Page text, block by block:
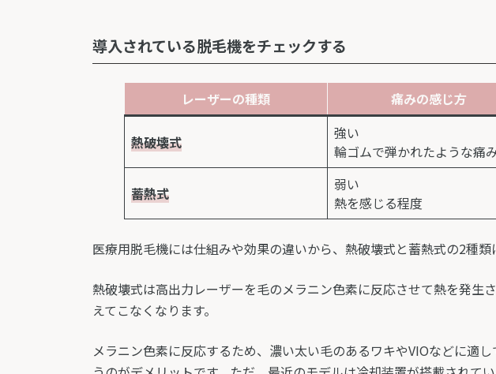
導入されている脱毛機をチェックする
レーザーの種類 痛みの感じ方
熱破壊式
強い
輪ゴムで弾かれたような痛
蓄熱式
弱い
熱を感じる程度
医療用脱毛機には仕組みや効果の違いから、熱破壊式と蓄熱式の2種類
熱破壊式は高出力レーザーを毛のメラニン色素に反応させて熱を発
えてこなくなります。
メラニン色素に反応するため、濃い太い毛のあるワキやVIOなどに適